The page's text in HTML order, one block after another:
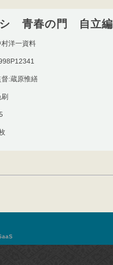
シ 青春の門 自立編
村洋一資料
督:蔵原惟繕